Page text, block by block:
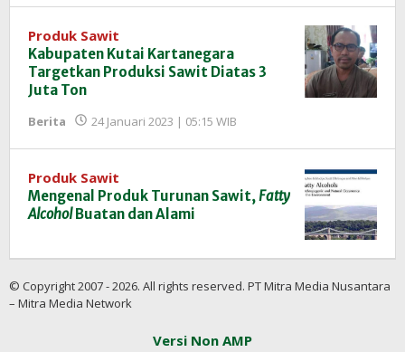
InfoSAWIT
Produk Sawit
Kabupaten Kutai Kartanegara
Targetkan Produksi Sawit Diatas 3
Juta Ton
Berita 24 Januari 2023 | 05:15 WIB
InfoSAWIT
Produk Sawit
Mengenal Produk Turunan Sawit, Fatty
AlcoholBuatan dan Alami
© Copyright 2007 - 2026. All rights reserved. PT Mitra Media Nusantara
– Mitra Media Network
Versi Non AMP